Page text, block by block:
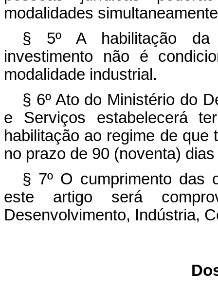
modalidades
§ 5º A habilitação da
investimento não é
modalidade industrial.
§ 6º Ato do Ministério do
e Serviços estabelecerá
habilitação ao regime de
no prazo de 90 (noventa)
§ 7º O cumprimento das
este artigo será
Desenvolvimento, Indústria,